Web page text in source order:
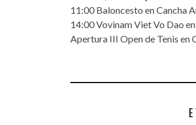
11:00 Baloncesto en Cancha
14:00 Vovinam Viet Vo Dao
Apertura III Open de Tenis en